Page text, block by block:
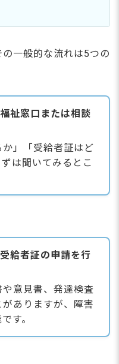
一般的な流れは5つの
祉窓口または相談
か」「受給者証はど
は聞いてみるとこ
給者証の申請を行
意見書、発達検査
ありますが、障害
す。